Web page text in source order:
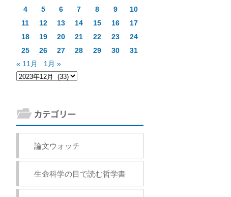
4
5 6 7 8 9
10
11
12 13 14 15 16
17
18
19 20 21 22 23
24
25
26 27 28 29 30
31
« 11月
1月 »
論文ウォッチ
生命科学の目で読む哲学書